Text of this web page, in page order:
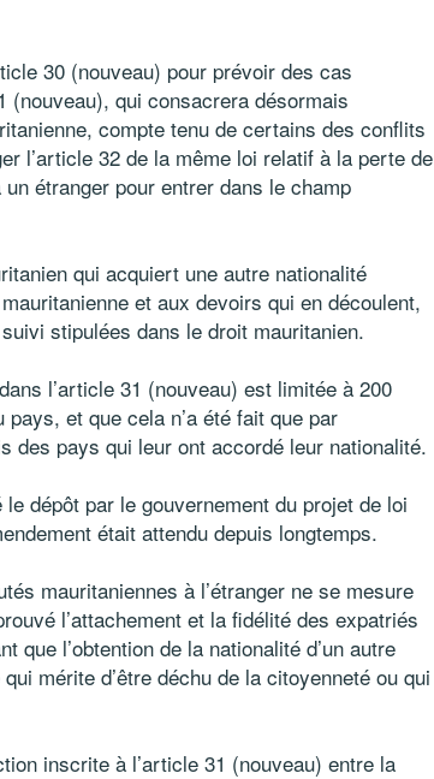
30 (nouveau) pour prévoir des cas
(nouveau), qui consacrera désormais
compte tenu de certains des conflits
l’article 32 de la même loi relatif à la perte de
étranger pour entrer dans le champ
qui acquiert une autre nationalité
et aux devoirs qui en découlent,
stipulées dans le droit mauritanien.
l’article 31 (nouveau) est limitée à 200
et que cela n’a été fait que par
des pays qui leur ont accordé leur nationalité.
dépôt par le gouvernement du projet de loi
était attendu depuis longtemps.
mauritaniennes à l’étranger ne se mesure
l’attachement et la fidélité des expatriés
que l’obtention de la nationalité d’un autre
mérite d’être déchu de la citoyenneté ou qui
inscrite à l’article 31 (nouveau) entre la